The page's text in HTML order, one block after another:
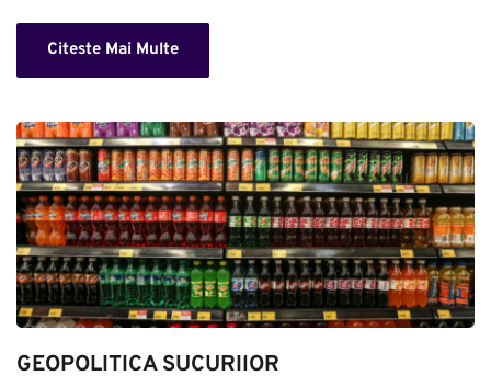
Citeste Mai Multe
GEOPOLITICA SUCURIlOR